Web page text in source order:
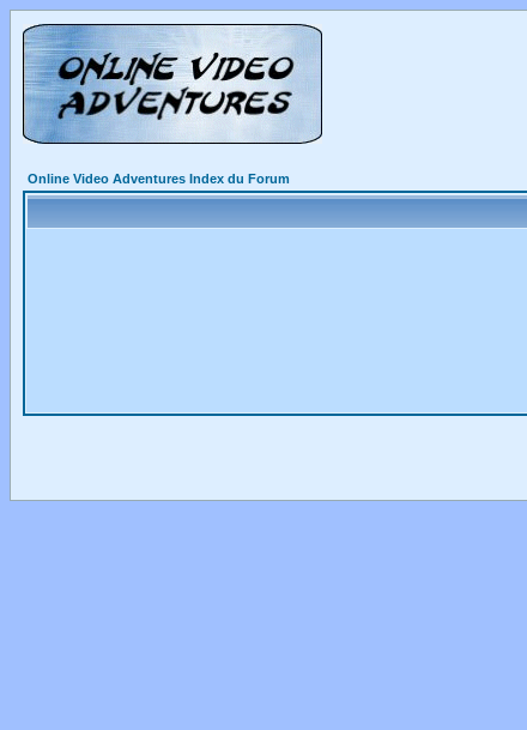
Online Video Adventures Index du Forum